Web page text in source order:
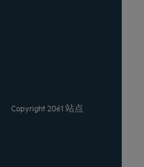
Copyright 20é1 站点